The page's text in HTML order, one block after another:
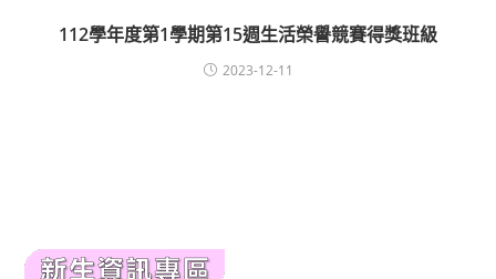
112學年度第1學期第15週生活榮譽競賽得獎班級
2023-12-11